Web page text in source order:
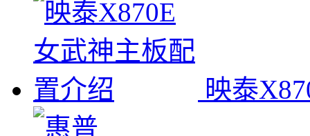
映泰